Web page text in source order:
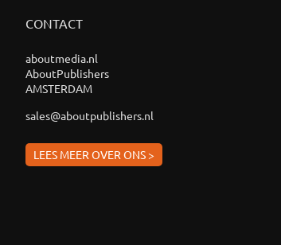
CONTACT
aboutmedia.nl
AboutPublishers
AMSTERDAM
sales@aboutpublishers.nl
LEES MEER OVER ONS >